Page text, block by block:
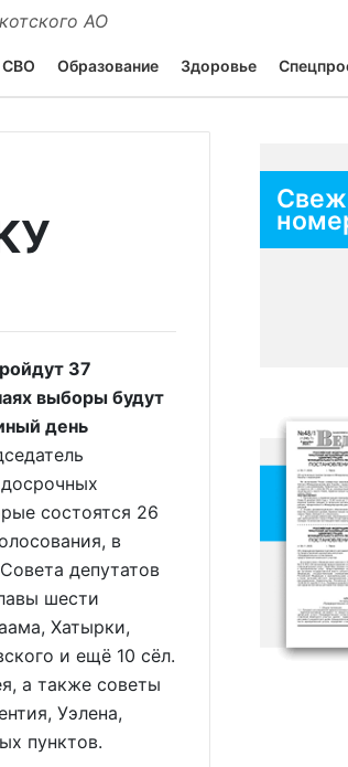
АО
СВО Образование Здоровье
37
выборы будут
день
состоятся 26
в
депутатов
шести
Хатырки,
и ещё 10 сёл.
а также советы
Уэлена,
пунктов.